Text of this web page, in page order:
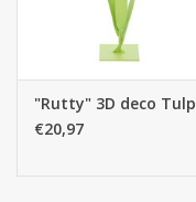
"Rutty" 3D deco Tulp
€20,97